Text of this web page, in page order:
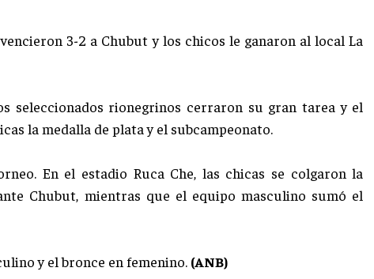
3-2 a Chubut y los chicos le ganaron al local La
seleccionados rionegrinos cerraron su gran tarea y el
la medalla de plata y el subcampeonato.
En el estadio Ruca Che, las chicas se colgaron la
Chubut, mientras que el equipo masculino sumó el
y el bronce en femenino. (ANB)